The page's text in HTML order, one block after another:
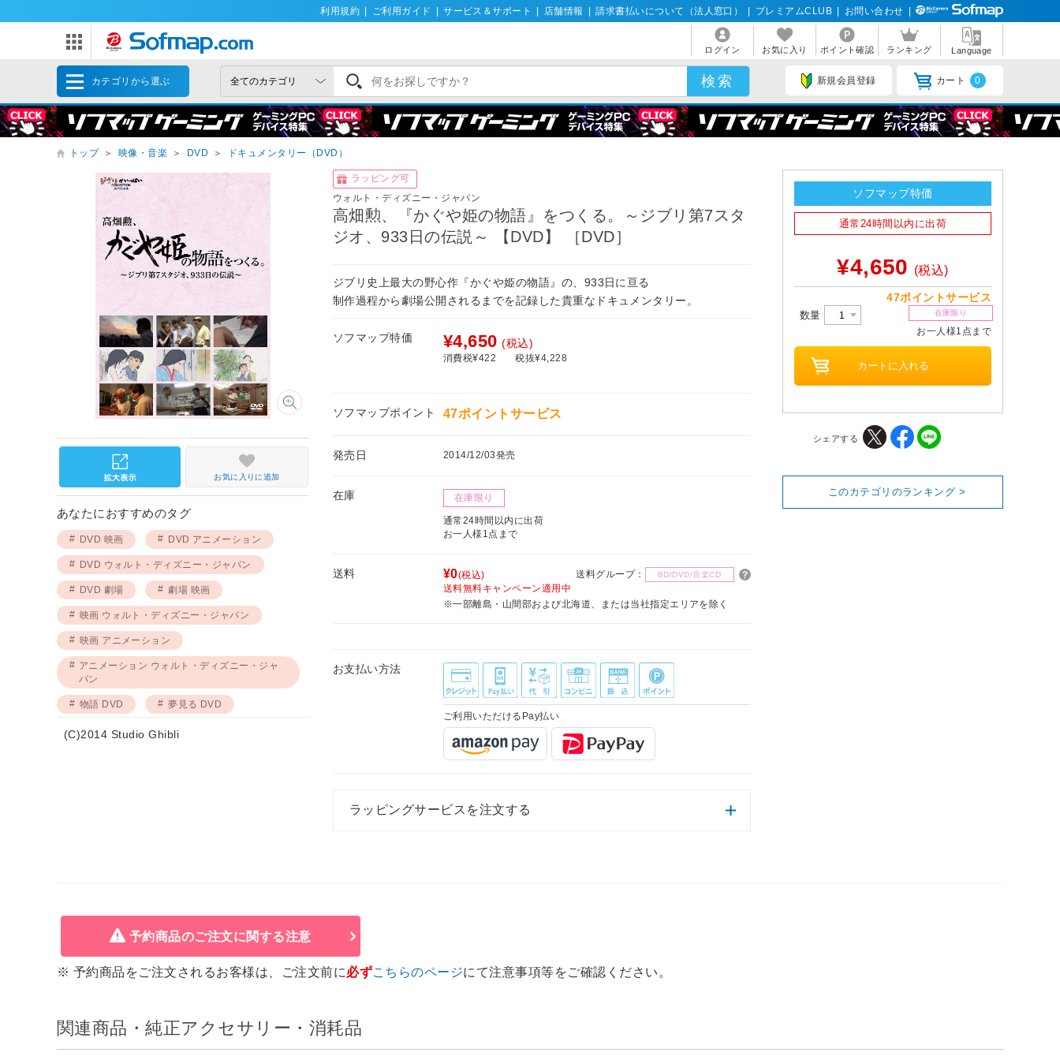
利用規約 ご利用ガイド サービス＆サポート 店舗情報 請求書払いについて（法人窓口） プレミアムCLUB お問い合わせ
ログイン お気に入り ポイント確認 ランキング Language
カテゴリから選ぶ 新規会員登録 カート 0
トップ ＞ 映像・音楽 ＞ DVD ＞ ドキュメンタリー（DVD）
ラッピング可
ウォルト・ディズニー・ジャパン
高畑勲、『かぐや姫の物語』をつくる。～ジブリ第7スタ
ジオ、933日の伝説～ 【DVD】 ［DVD］
ジブリ史上最大の野心作『かぐや姫の物語』の、933日に亘る
制作過程から劇場公開されるまでを記録した貴重なドキュメンタリー。
ソフマップ特価 ¥4,650 (税込)
消費税¥422 税抜¥4,228
ソフマップポイント 47ポイントサービス
発売日 2014/12/03発売
在庫 在庫限り
通常24時間以内に出荷
お一人様1点まで
送料 ¥0(税込) 送料グループ： BD/DVD/音楽CD
送料無料キャンペーン適用中
※一部離島・山間部および北海道、または当社指定エリアを除く
お支払い方法
ご利用いただけるPay払い
ラッピングサービスを注文する
お気に入りに追加
あなたにおすすめのタグ
DVD 映画 DVD アニメーション
DVD ウォルト・ディズニー・ジャパン
DVD 劇場 劇場 映画
映画 ウォルト・ディズニー・ジャパン
映画 アニメーション
アニメーション ウォルト・ディズニー・ジャ
パン
物語 DVD 夢見る DVD
(C)2014 Studio Ghibli
ソフマップ特価
通常24時間以内に出荷
¥4,650 (税込)
47ポイントサービス
数量 在庫限り
お一人様1点まで
シェアする
このカテゴリのランキング >
予約商品のご注文に関する注意
※ 予約商品をご注文されるお客様は、ご注文前に必ずこちらのページにて注意事項等をご確認ください。
関連商品・純正アクセサリー・消耗品